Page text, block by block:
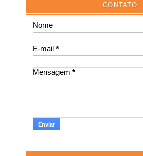
CONTATO
Nome
E-mail*
Mensagem*